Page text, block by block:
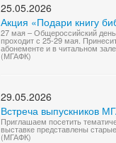
25.05.2026
Акция «Подари книгу
27 мая – Общероссийский день
проходит с 25-29 мая.
абонементе и в читальном
(МГАФК)
29.05.2026
Встреча выпускников
Приглашаем посетить
выставке представлены
(МГАФК)